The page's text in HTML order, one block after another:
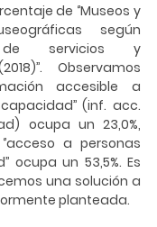
de ‘’Museos y
según
de servicios y
Observamos
accesible a
(inf. acc.
ocupa un 23,0%,
a personas
ocupa un 53,5%. Es
una solución a
planteada.